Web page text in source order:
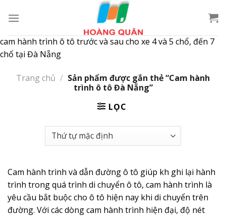
cam hành trình ô tô trước và sau cho xe 4 và 5 chổ, đến 7
chổ tại Đà Nẵng
Trang chủ / Sản phẩm được gắn thẻ “Cam hành
trình ô tô Đà Nẵng”
LỌC
Cam hành trình và dẫn đường ô tô giúp kh ghi lại hành
trình trong quá trình di chuyển ô tô, cam hành trình là
yêu cầu bắt buộc cho ô tô hiện nay khi di chuyển trên
đường. Với các dòng cam hành trình hiện đại, độ nét